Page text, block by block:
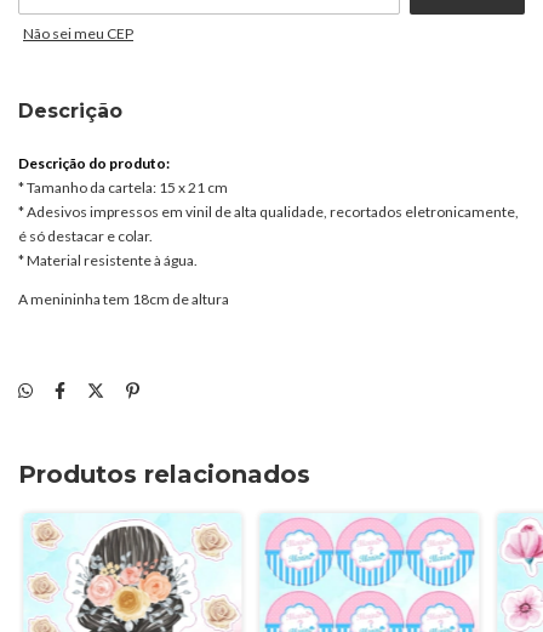
Não sei meu CEP
Descrição
Descrição do produto:
* Tamanho da cartela: 15 x 21 cm
* Adesivos impressos em vinil de alta qualidade, recortados eletronicamente,
é só destacar e colar.
* Material resistente à água.
A menininha tem 18cm de altura
Produtos relacionados